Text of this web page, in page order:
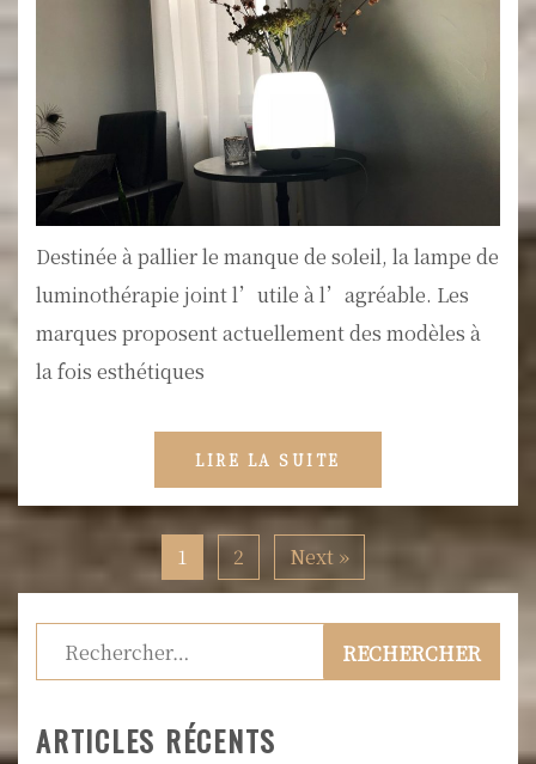
Destinée à pallier le manque de soleil, la lampe de
luminothérapie joint l’utile à l’agréable. Les
marques proposent actuellement des modèles à
la fois esthétiques
LIRE LA SUITE
1 2 Next »
Rechercher :
ARTICLES RÉCENTS